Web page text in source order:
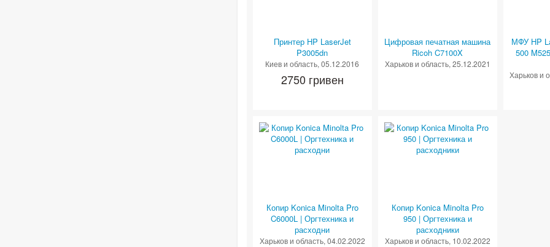
Принтер HP LaserJet
P3005dn
Киев и область, 05.12.2016
2750 гривен
Цифровая печатная машина
Ricoh C7100X
Харьков и область, 25.12.2021
МФУ HP
500
Харьков и
Копир Konica Minolta Pro
C6000L | Оргтехника и
расходни
Харьков и область, 04.02.2022
Копир Konica Minolta Pro
950 | Оргтехника и
расходники
Харьков и область, 10.02.2022